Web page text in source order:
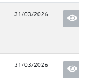
31/03/2026
31/03/2026